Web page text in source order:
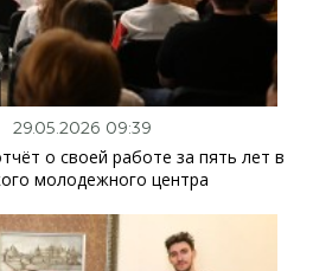
29.05.2026 09:39
о своей работе за пять лет в
молодежного центра